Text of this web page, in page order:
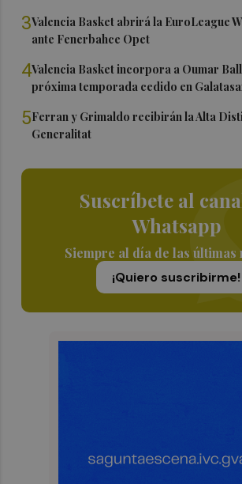
3Valencia Basket abrirá la EuroLeague
ante Fenerbahce Opet
4Valencia Basket incorpora a Oumar
próxima temporada cedido en
5Ferran y Grimaldo recibirán la Alta
Generalitat
Suscríbete al
Whatsapp
Siempre al día de las últimas
¡Quiero suscribirme!